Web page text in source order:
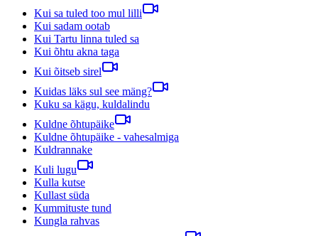
Kui sa tuled too mul lilli
Kui sadam ootab
Kui Tartu linna tuled sa
Kui õhtu akna taga
Kui õitseb sirel
Kuidas läks sul see mäng?
Kuku sa kägu, kuldalindu
Kuldne õhtupäike
Kuldne õhtupäike - vahesalmiga
Kuldrannake
Kuli lugu
Kulla kutse
Kullast süda
Kummituste tund
Kungla rahvas